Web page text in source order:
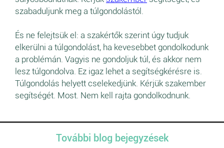
szabaduljunk meg a túlgondolástól.
És ne felejtsük el: a szakértők szerint úgy tudjuk
elkerülni a túlgondolást, ha kevesebbet gondolkodunk
a problémán. Vagyis ne gondoljuk túl, és akkor nem
lesz túlgondolva. Ez igaz lehet a segítségkérésre is.
Túlgondolás helyett cselekedjünk. Kérjük szakember
segítségét. Most. Nem kell rajta gondolkodnunk.
További blog bejegyzések